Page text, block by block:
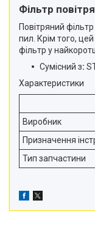
Райдери
Трактори
Аксесуари
Фільтр
Повітряний
пил. Крім того,
фільтр у
Сумісний з:
Характеристики
Виробник
Призначення
Тип запчастини